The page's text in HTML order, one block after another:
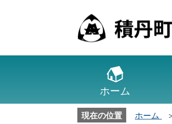
ホーム
現在の位置 ホーム